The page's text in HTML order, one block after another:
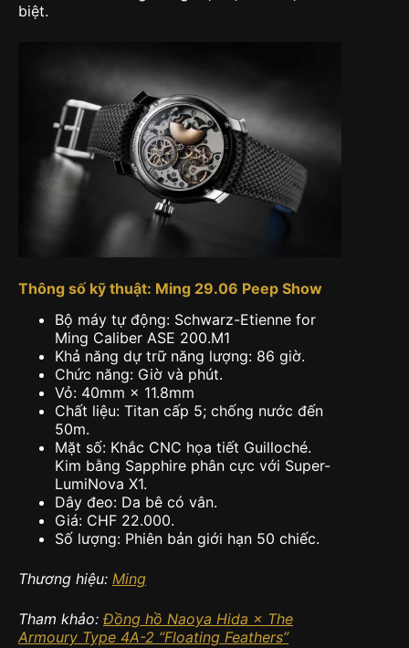
biệt.
Thông số kỹ thuật: Ming 29.06 Peep Show
Bộ máy tự động: Schwarz-Etienne for
Ming Caliber ASE 200.M1
Khả năng dự trữ năng lượng: 86 giờ.
Chức năng: Giờ và phút.
Vỏ: 40mm × 11.8mm
Chất liệu: Titan cấp 5; chống nước đến
50m.
Mặt số: Khắc CNC họa tiết Guilloché.
Kim bằng Sapphire phân cực với Super-
LumiNova X1.
Dây đeo: Da bê có vân.
Giá: CHF 22.000.
Số lượng: Phiên bản giới hạn 50 chiếc.
Thương hiệu: Ming
Tham khảo: Đồng hồ Naoya Hida × The
Armoury Type 4A-2 “Floating Feathers”